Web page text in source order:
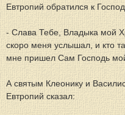
Евтропий обратился к
- Слава Тебе, Владыка мой
скоро меня услышал, и кто
мне пришел Сам Господь
А святым Клеонику и
Евтропий сказал: